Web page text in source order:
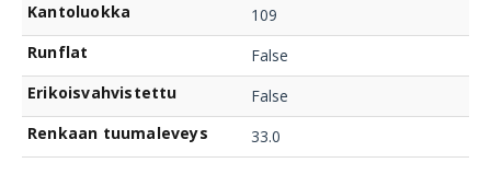
Kantoluokka
109
Runflat
False
Erikoisvahvistettu
False
Renkaan tuumaleveys
33.0